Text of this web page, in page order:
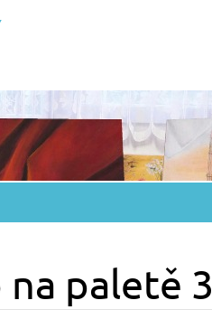
paletě 3